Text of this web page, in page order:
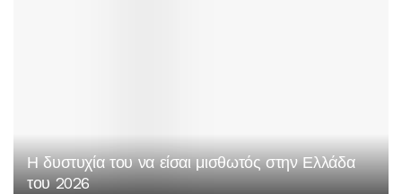
Η δυστυχία του να είσαι μισθωτός στην Ελλάδα
του 2026